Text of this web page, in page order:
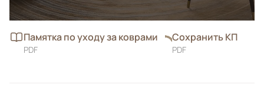
Памятка по уходу за коврами
PDF
Сохранить КП
PDF